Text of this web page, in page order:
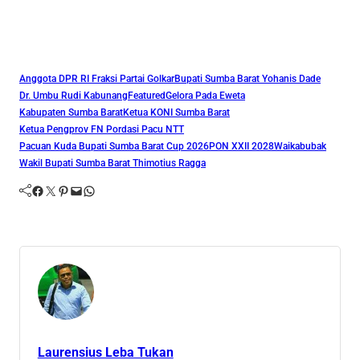
Anggota DPR RI Fraksi Partai GolkarBupati Sumba Barat Yohanis Dade
Dr. Umbu Rudi KabunangFeaturedGelora Pada Eweta
Kabupaten Sumba BaratKetua KONI Sumba Barat
Ketua Pengprov FN Pordasi Pacu NTT
Pacuan Kuda Bupati Sumba Barat Cup 2026PON XXII 2028Waikabubak
Wakil Bupati Sumba Barat Thimotius Ragga
Facebook Twitter Pinterest Mail WhatsApp
Laurensius Leba Tukan